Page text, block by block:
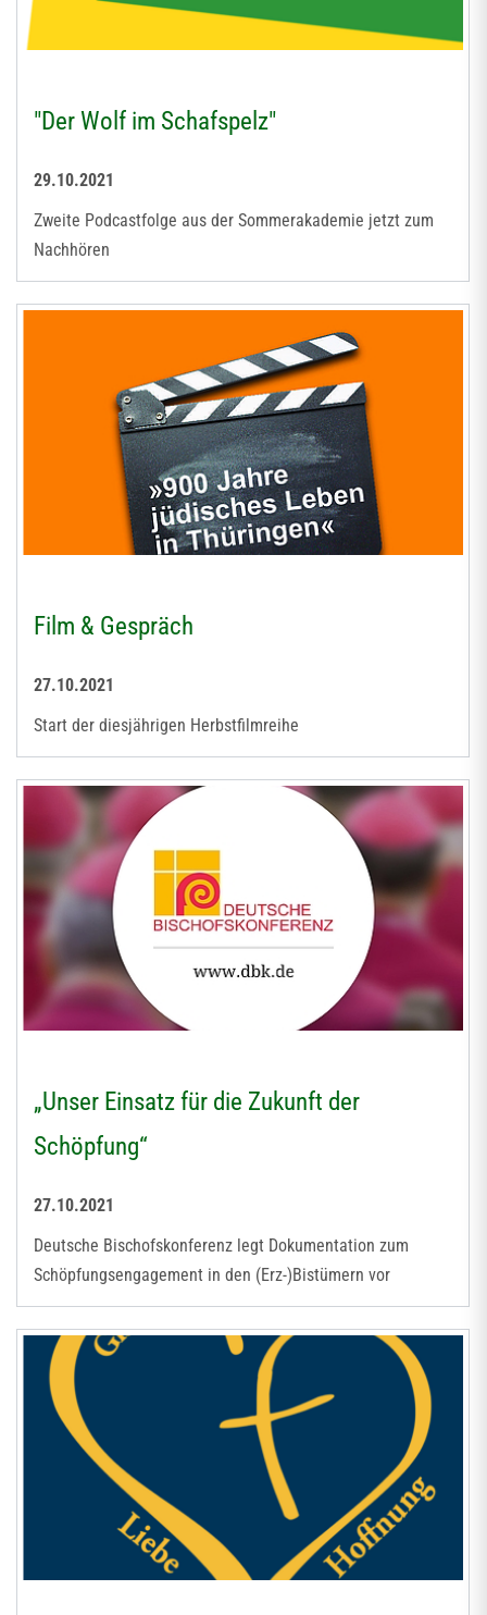
"Der Wolf im Schafspelz"
29.10.2021
Zweite Podcastfolge aus der Sommerakademie jetzt zum
Nachhören
Film & Gespräch
27.10.2021
Start der diesjährigen Herbstfilmreihe
„Unser Einsatz für die Zukunft der
Schöpfung“
27.10.2021
Deutsche Bischofskonferenz legt Dokumentation zum
Schöpfungsengagement in den (Erz-)Bistümern vor